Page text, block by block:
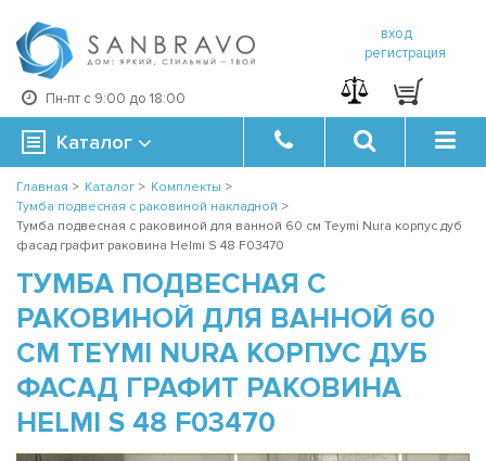
Пн-пт с 9:00 до 18:00
вход
регистрация
Каталог
Главная > Каталог > Комплекты >
Тумба подвесная с раковиной накладной >
Тумба подвесная с раковиной для ванной 60 см Teymi Nura корпус дуб
фасад графит раковина Helmi S 48 F03470
ТУМБА ПОДВЕСНАЯ С
РАКОВИНОЙ ДЛЯ ВАННОЙ 60
СМ TEYMI NURA КОРПУС ДУБ
ФАСАД ГРАФИТ РАКОВИНА
HELMI S 48 F03470